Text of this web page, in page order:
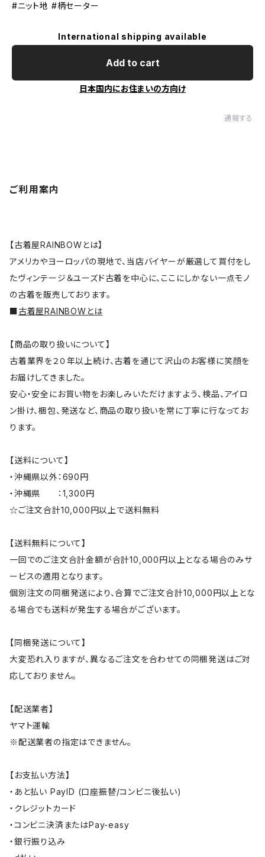
#ニット地 #柄セーター
International shipping available
Add to cart
日本国内にお住まいの方向け
通報する
ご利用案内
【古着屋RAINBOWとは】
アメリカやヨーロッパの現地で、当店バイヤーが厳選して買付をし
たヴィンテージ＆ユーズド古着を中心に、ここにしかない一点モノ
の古着を販売しております。
■古着屋RAINBOWとは
【商品の取り扱いについて】
古着業界を２０年以上続け、古着を通じて沢山のお客様に笑顔を
お届けしてきました。
安心・安全にお買い物をお楽しみいただけますよう、検品、アイロ
ン掛け、梱包、発送など、商品の取り扱いを常に丁寧に行なってお
ります。
【送料について】
・沖縄県以外：690円
・沖縄県 ：1,300円
☆ご注文合計10,000円以上で送料無料
【送料無料について】
一回でのご注文合計金額が合計10,000円以上となる場合のみサ
ービスの適用となります。
個別注文の同梱発送により、合算でご注文合計10,000円以上とな
る場合でも送料が発生する場合がございます。
【同梱発送について】
大変恐れ入りますが、異なるご注文を合わせての同梱発送はご対
応しておりません。
【配送業者】
ヤマト運輸
※配送業者の指定はできません。
【お支払い方法】
・あと払い PayID (口座振替/コンビニ後払い)
・クレジットカード
・コンビニ決済またはPay-easy
・銀行振り込み